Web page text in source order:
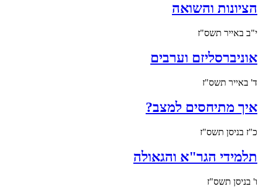
הציונות והשואה
י"ב באייר תשס"ז
אוניברסליזם וערבים
ד' באייר תשס"ז
איך מתיחסים למצב?
כ"ז בניסן תשס"ז
תלמידי הגר"א והגאולה
ו' בניסן תשס"ז